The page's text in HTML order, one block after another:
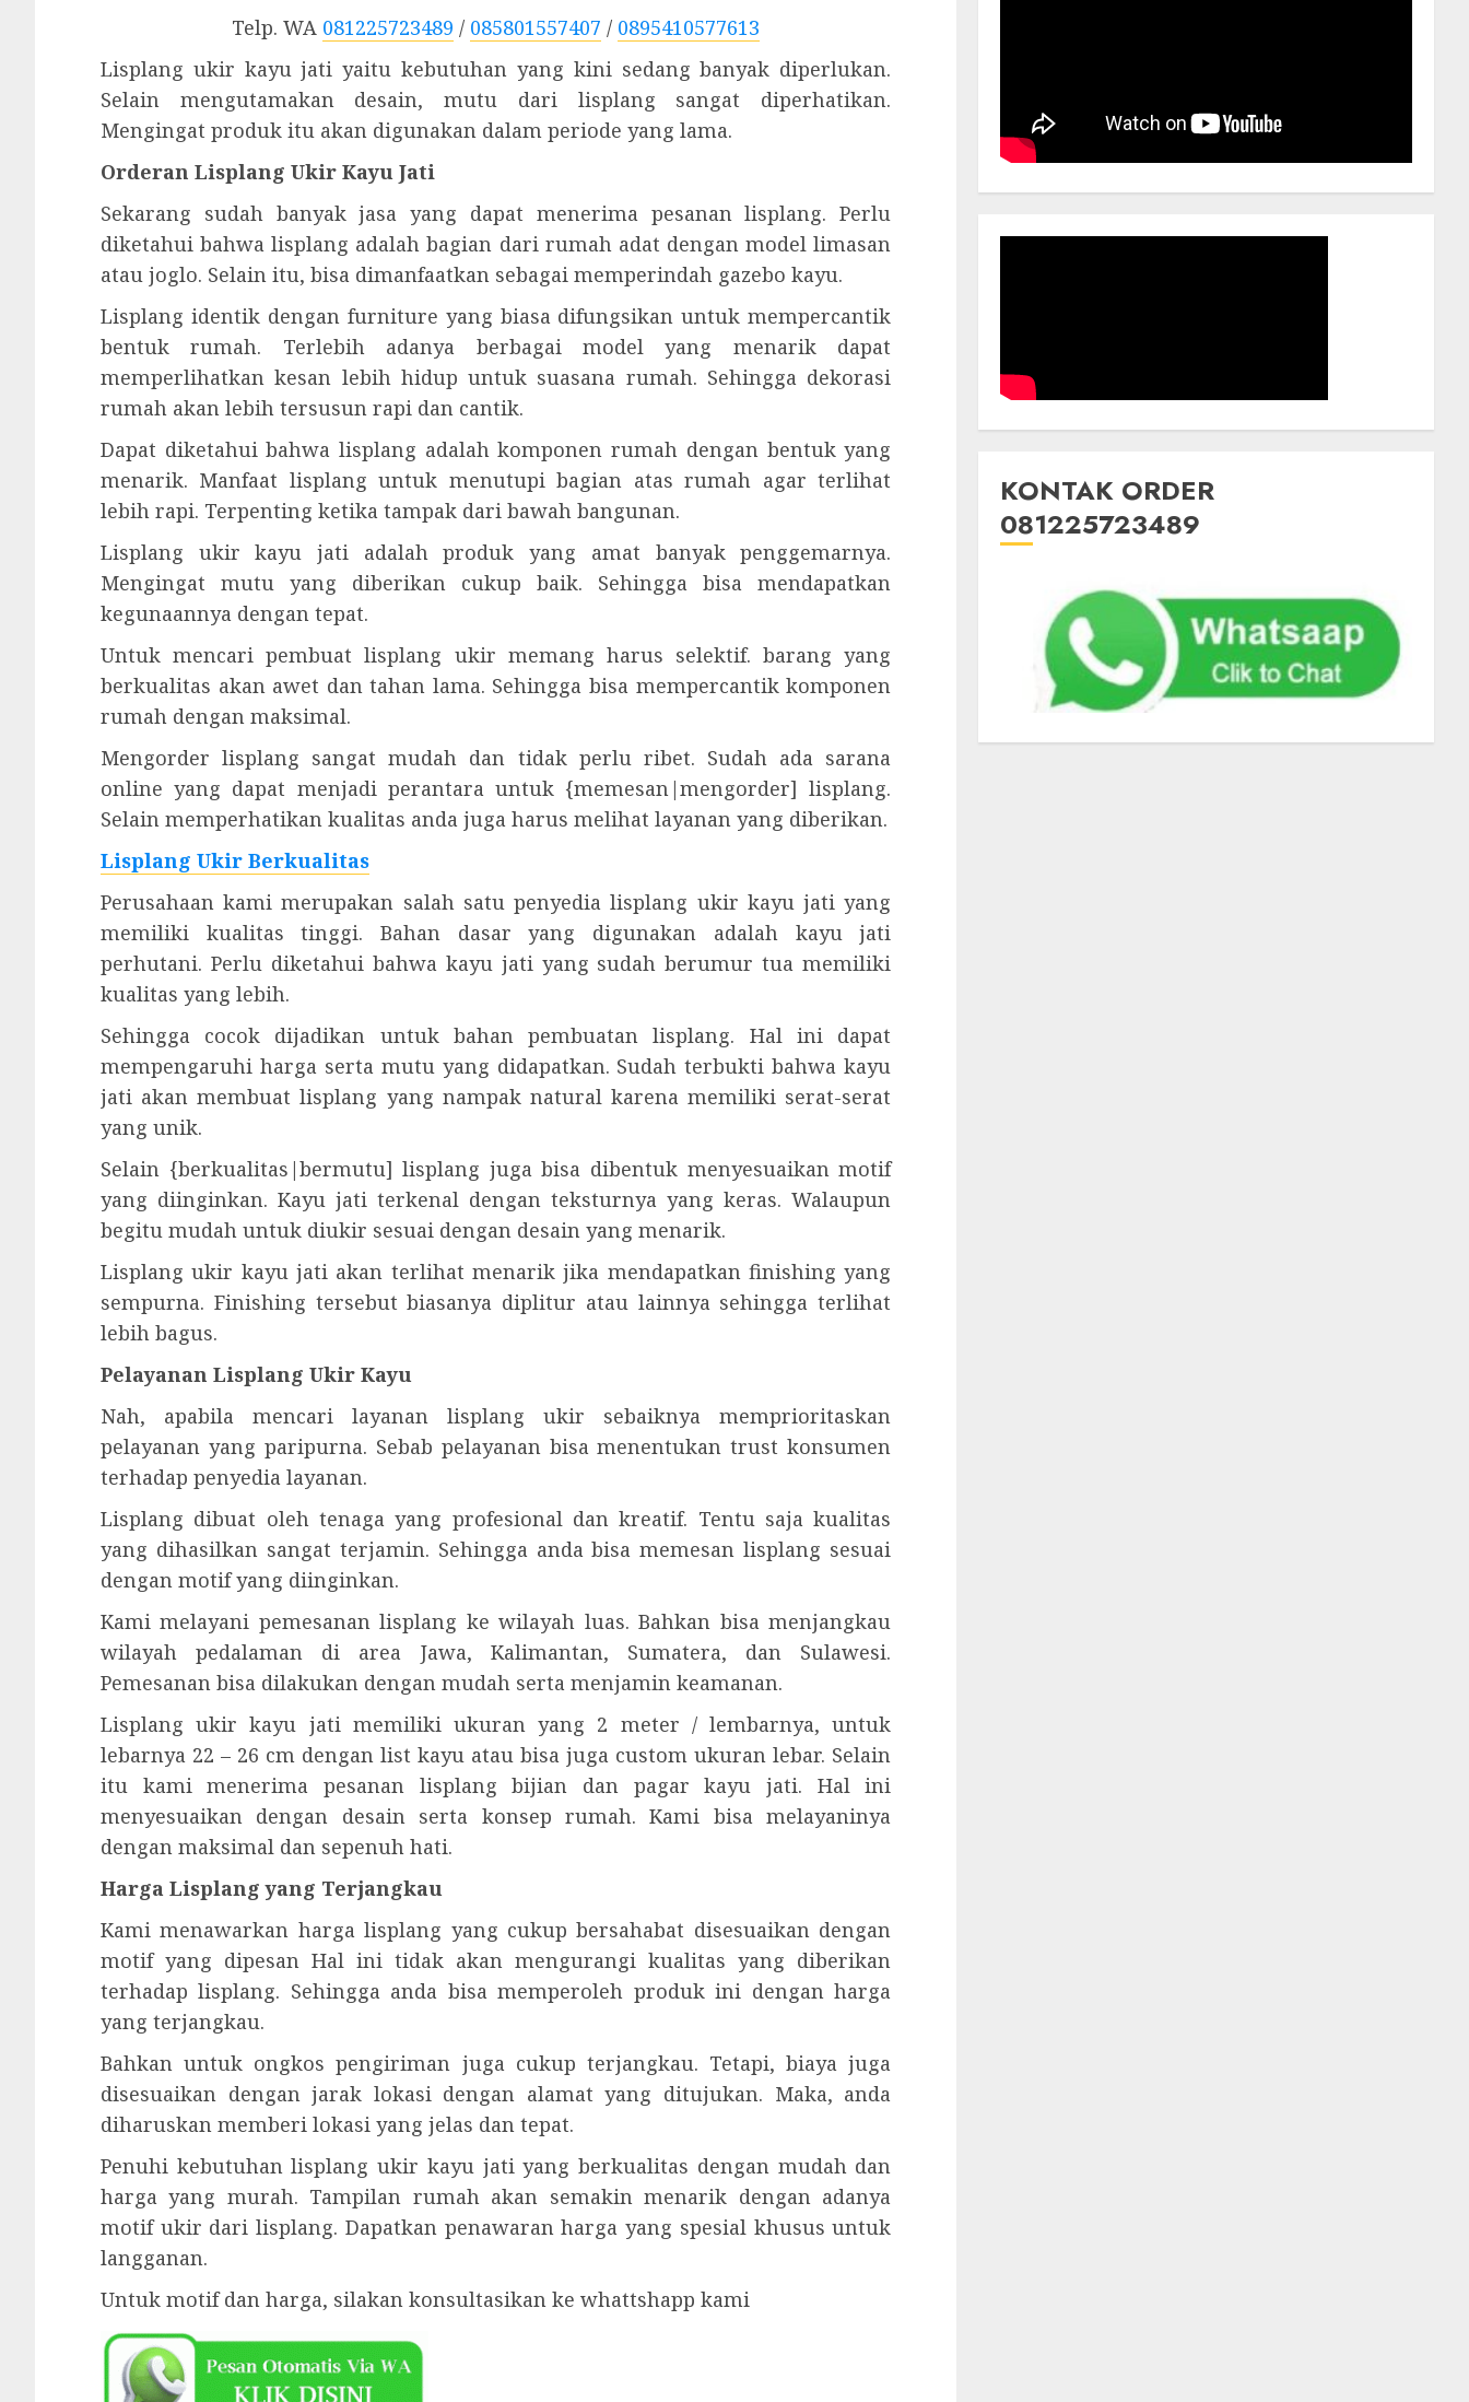
Telp. WA 081225723489 / 085801557407 / 0895410577613
Lisplang ukir kayu jati yaitu kebutuhan yang kini sedang banyak diperlukan.
Selain mengutamakan desain, mutu dari lisplang sangat diperhatikan.
Mengingat produk itu akan digunakan dalam periode yang lama.
Orderan Lisplang Ukir Kayu Jati
Sekarang sudah banyak jasa yang dapat menerima pesanan lisplang. Perlu
diketahui bahwa lisplang adalah bagian dari rumah adat dengan model limasan
atau joglo. Selain itu, bisa dimanfaatkan sebagai memperindah gazebo kayu.
Lisplang identik dengan furniture yang biasa difungsikan untuk mempercantik
bentuk rumah. Terlebih adanya berbagai model yang menarik dapat
memperlihatkan kesan lebih hidup untuk suasana rumah. Sehingga dekorasi
rumah akan lebih tersusun rapi dan cantik.
Dapat diketahui bahwa lisplang adalah komponen rumah dengan bentuk yang
menarik. Manfaat lisplang untuk menutupi bagian atas rumah agar terlihat
lebih rapi. Terpenting ketika tampak dari bawah bangunan.
Lisplang ukir kayu jati adalah produk yang amat banyak penggemarnya.
Mengingat mutu yang diberikan cukup baik. Sehingga bisa mendapatkan
kegunaannya dengan tepat.
Untuk mencari pembuat lisplang ukir memang harus selektif. barang yang
berkualitas akan awet dan tahan lama. Sehingga bisa mempercantik komponen
rumah dengan maksimal.
Mengorder lisplang sangat mudah dan tidak perlu ribet. Sudah ada sarana
online yang dapat menjadi perantara untuk {memesan|mengorder] lisplang.
Selain memperhatikan kualitas anda juga harus melihat layanan yang diberikan.
Lisplang Ukir Berkualitas
Perusahaan kami merupakan salah satu penyedia lisplang ukir kayu jati yang
memiliki kualitas tinggi. Bahan dasar yang digunakan adalah kayu jati
perhutani. Perlu diketahui bahwa kayu jati yang sudah berumur tua memiliki
kualitas yang lebih.
Sehingga cocok dijadikan untuk bahan pembuatan lisplang. Hal ini dapat
mempengaruhi harga serta mutu yang didapatkan. Sudah terbukti bahwa kayu
jati akan membuat lisplang yang nampak natural karena memiliki serat-serat
yang unik.
Selain {berkualitas|bermutu] lisplang juga bisa dibentuk menyesuaikan motif
yang diinginkan. Kayu jati terkenal dengan teksturnya yang keras. Walaupun
begitu mudah untuk diukir sesuai dengan desain yang menarik.
Lisplang ukir kayu jati akan terlihat menarik jika mendapatkan finishing yang
sempurna. Finishing tersebut biasanya diplitur atau lainnya sehingga terlihat
lebih bagus.
Pelayanan Lisplang Ukir Kayu
Nah, apabila mencari layanan lisplang ukir sebaiknya memprioritaskan
pelayanan yang paripurna. Sebab pelayanan bisa menentukan trust konsumen
terhadap penyedia layanan.
Lisplang dibuat oleh tenaga yang profesional dan kreatif. Tentu saja kualitas
yang dihasilkan sangat terjamin. Sehingga anda bisa memesan lisplang sesuai
dengan motif yang diinginkan.
Kami melayani pemesanan lisplang ke wilayah luas. Bahkan bisa menjangkau
wilayah pedalaman di area Jawa, Kalimantan, Sumatera, dan Sulawesi.
Pemesanan bisa dilakukan dengan mudah serta menjamin keamanan.
Lisplang ukir kayu jati memiliki ukuran yang 2 meter / lembarnya, untuk
lebarnya 22 – 26 cm dengan list kayu atau bisa juga custom ukuran lebar. Selain
itu kami menerima pesanan lisplang bijian dan pagar kayu jati. Hal ini
menyesuaikan dengan desain serta konsep rumah. Kami bisa melayaninya
dengan maksimal dan sepenuh hati.
Harga Lisplang yang Terjangkau
Kami menawarkan harga lisplang yang cukup bersahabat disesuaikan dengan
motif yang dipesan Hal ini tidak akan mengurangi kualitas yang diberikan
terhadap lisplang. Sehingga anda bisa memperoleh produk ini dengan harga
yang terjangkau.
Bahkan untuk ongkos pengiriman juga cukup terjangkau. Tetapi, biaya juga
disesuaikan dengan jarak lokasi dengan alamat yang ditujukan. Maka, anda
diharuskan memberi lokasi yang jelas dan tepat.
Penuhi kebutuhan lisplang ukir kayu jati yang berkualitas dengan mudah dan
harga yang murah. Tampilan rumah akan semakin menarik dengan adanya
motif ukir dari lisplang. Dapatkan penawaran harga yang spesial khusus untuk
langganan.
Untuk motif dan harga, silakan konsultasikan ke whattshapp kami
KONTAK ORDER
081225723489